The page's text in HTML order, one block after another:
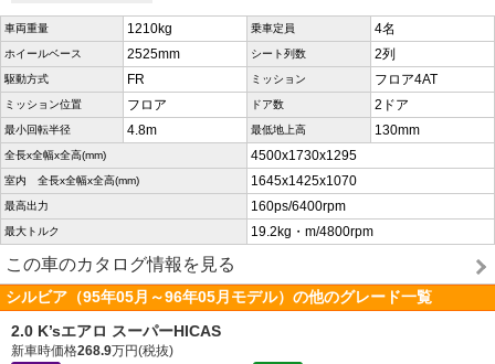
車両重量 1210kg 乗車定員 4名
ホイールベース 2525mm シート列数 2列
駆動方式 FR ミッション フロア4AT
ミッション位置 フロア ドア数 2ドア
最小回転半径 4.8m 最低地上高 130mm
全長x全幅x全高(mm) 4500x1730x1295
室内 全長x全幅x全高(mm) 1645x1425x1070
最高出力 160ps/6400rpm
最大トルク 19.2kg・m/4800rpm
この車のカタログ情報を見る
シルビア（95年05月～96年05月モデル）の他のグレード一覧
2.0 K’sエアロ スーパーHICAS
新車時価格268.9万円(税抜)